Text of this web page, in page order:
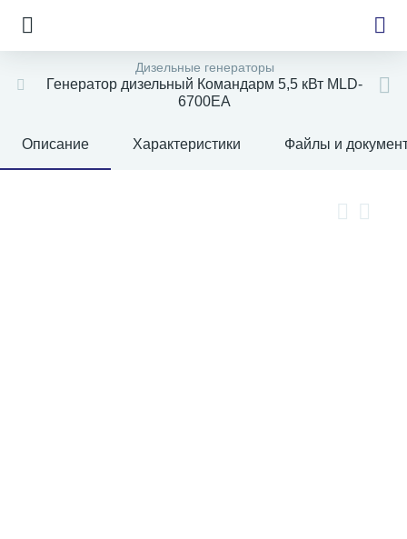
Дизельные генераторы
Генератор дизельный Командарм 5,5 кВт MLD-
6700EA
Описание Характеристики Файлы и